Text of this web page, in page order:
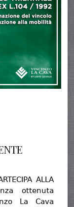
ALLA
ottenuta
La Cava